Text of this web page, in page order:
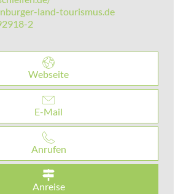
land-tourismus.de
2
Webseite
E-Mail
Anrufen
Anreise